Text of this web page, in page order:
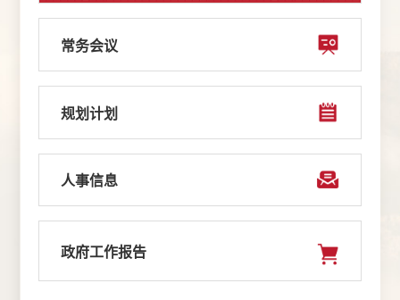
常务会议
规划计划
人事信息
政府工作报告